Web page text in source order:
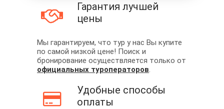
Гарантия лучшей
цены
Мы гарантируем, что тур у нас Вы купите
по самой низкой цене! Поиск и
бронирование осуществляется только от
официальных туроператоров.
Удобные способы
оплаты